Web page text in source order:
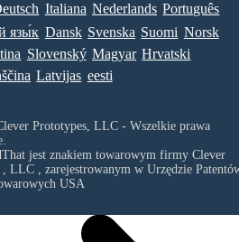
Italiana Nederlands Português
язы́к Dansk Svenska Suomi Norsk
Slovenský Magyar Hrvatski
Latvijas eesti
Prototypes, LLC - Wszelkie prawa
jest znakiem towarowym firmy Clever
, LLC, zarejestrowanym w Urzędzie
USA